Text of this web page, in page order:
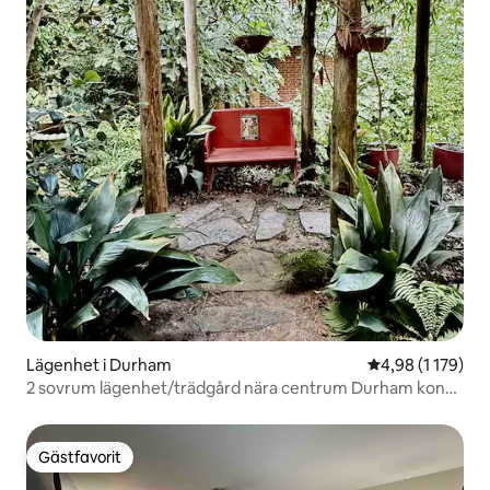
Lägenhet i Durham 4,98 av 5 i
4,98 (1 179)
2 sovrum lägenhet/trädgård nära centrum Durham konst
Gästfavorit
Gästfavorit